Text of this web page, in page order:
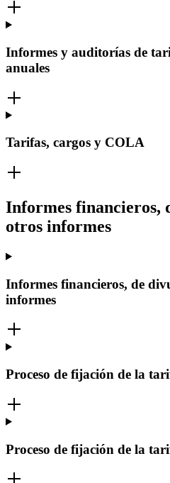
Informes y auditorías de
anuales
Tarifas, cargos y COLA
Informes financieros,
otros informes
Informes financieros, de
informes
Proceso de fijación de la
Proceso de fijación de la